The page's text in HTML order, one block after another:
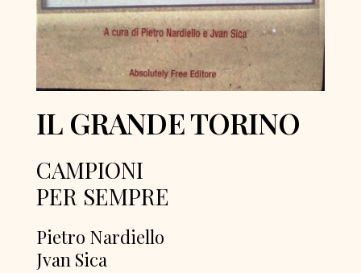
IL GRANDE TORINO
CAMPIONI
PER SEMPRE
Pietro Nardiello
Jvan Sica